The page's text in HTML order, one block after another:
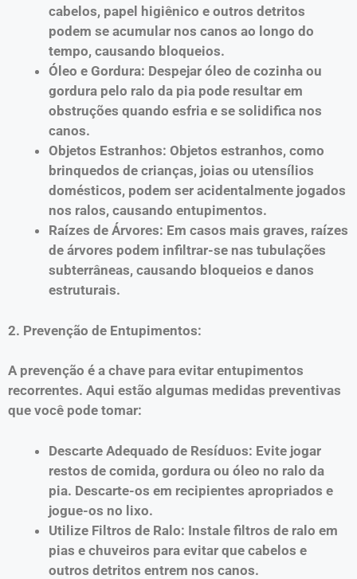
cabelos, papel higiênico e outros detritos
podem se acumular nos canos ao longo do
tempo, causando bloqueios.
Óleo e Gordura: Despejar óleo de cozinha ou
gordura pelo ralo da pia pode resultar em
obstruções quando esfria e se solidifica nos
canos.
Objetos Estranhos: Objetos estranhos, como
brinquedos de crianças, joias ou utensílios
domésticos, podem ser acidentalmente jogados
nos ralos, causando entupimentos.
Raízes de Árvores: Em casos mais graves, raízes
de árvores podem infiltrar-se nas tubulações
subterrâneas, causando bloqueios e danos
estruturais.
2. Prevenção de Entupimentos:
A prevenção é a chave para evitar entupimentos
recorrentes. Aqui estão algumas medidas preventivas
que você pode tomar:
Descarte Adequado de Resíduos: Evite jogar
restos de comida, gordura ou óleo no ralo da
pia. Descarte-os em recipientes apropriados e
jogue-os no lixo.
Utilize Filtros de Ralo: Instale filtros de ralo em
pias e chuveiros para evitar que cabelos e
outros detritos entrem nos canos.